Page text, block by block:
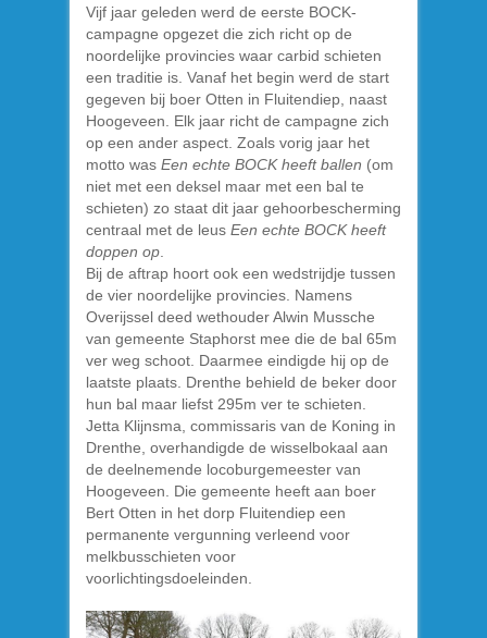
Vijf jaar geleden werd de eerste BOCK-
campagne opgezet die zich richt op de
noordelijke provincies waar carbid schieten
een traditie is. Vanaf het begin werd de start
gegeven bij boer Otten in Fluitendiep, naast
Hoogeveen. Elk jaar richt de campagne zich
op een ander aspect. Zoals vorig jaar het
motto was Een echte BOCK heeft ballen (om
niet met een deksel maar met een bal te
schieten) zo staat dit jaar gehoorbescherming
centraal met de leus Een echte BOCK heeft
doppen op
Bij de aftrap hoort ook een wedstrijdje tussen
de vier noordelijke provincies. Namens
Overijssel deed wethouder Alwin Mussche
van gemeente Staphorst mee die de bal 65m
ver weg schoot. Daarmee eindigde hij op de
laatste plaats. Drenthe behield de beker door
hun bal maar liefst 295m ver te schieten.
Jetta Klijnsma, commissaris van de Koning in
Drenthe, overhandigde de wisselbokaal aan
de deelnemende locoburgemeester van
Hoogeveen. Die gemeente heeft aan boer
Bert Otten in het dorp Fluitendiep een
permanente vergunning verleend voor
melkbusschieten voor
voorlichtingsdoeleinden.